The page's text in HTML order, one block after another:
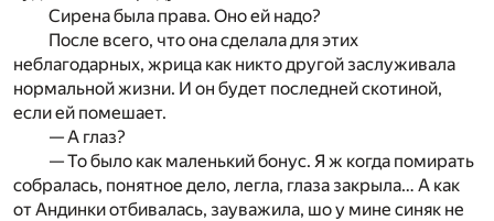
Сирена была права. Оно ей надо?
После всего, что она сделала для этих
неблагодарных, жрица как никто другой заслуживала
нормальной жизни. И он будет последней скотиной,
если ей помешает.
— А глаз?
— То было как маленький бонус. Я ж когда помирать
собралась, понятное дело, легла, глаза закрыла… А как
от Андинки отбивалась, зауважила, шо у мине синяк не